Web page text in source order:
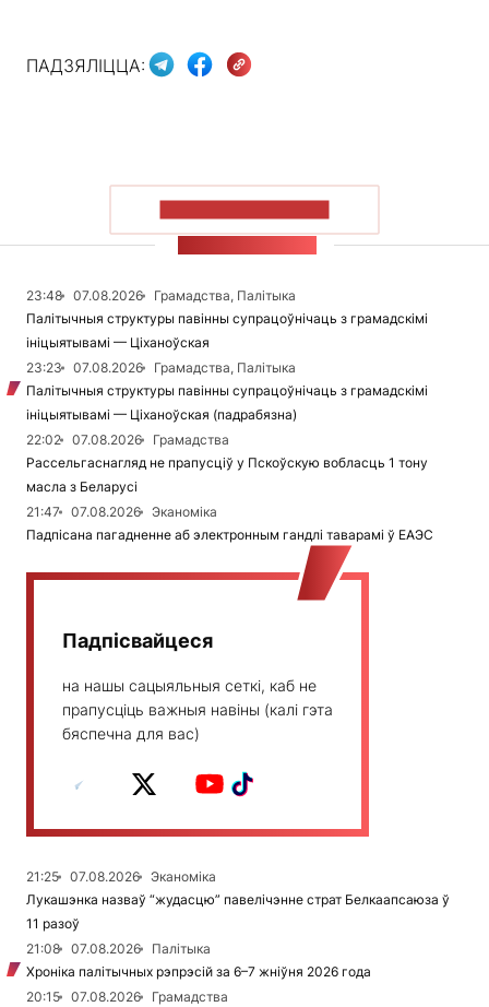
ПАДЗЯЛІЦЦА:
23:48 07.08.2026
Грамадства, Палітыка
Палітычныя структуры павінны супрацоўнічаць з грамадскімі
ініцыятывамі — Ціханоўская
23:23
07.08.2026
Грамадства, Палітыка
Палітычныя структуры павінны супрацоўнічаць з грамадскімі
ініцыятывамі — Ціханоўская (падрабязна)
22:02
07.08.2026
Грамадства
Рассельгаснагляд не прапусціў у Пскоўскую вобласць 1 тону
масла з Беларусі
21:47
07.08.2026
Эканоміка
Падпісана пагадненне аб электронным гандлі таварамі ў ЕАЭС
Падпісвайцеся
на нашы сацыяльныя сеткі, каб не
прапусціць важныя навіны (калі гэта
бяспечна для вас)
21:25 07.08.2026
Эканоміка
Лукашэнка назваў “жудасцю” павелічэнне страт Белкаапсаюза ў
11 разоў
21:08
07.08.2026
Палітыка
Хроніка палітычных рэпрэсій за 6–7 жніўня 2026 года
20:15
07.08.2026
Грамадства